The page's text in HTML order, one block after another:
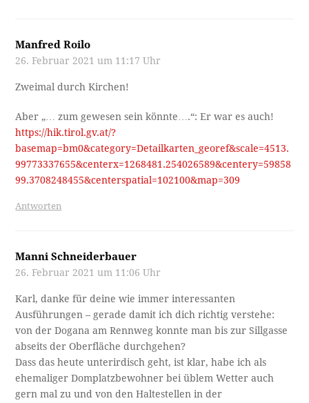
Manfred Roilo
26. Februar 2021 um 11:17 Uhr
Zweimal durch Kirchen!
Aber „… zum gewesen sein könnte….“: Er war es auch!
https://hik.tirol.gv.at/?
basemap=bm0&category=Detailkarten_georef&scale=4513.
99773337655&centerx=1268481.254026589&centery=59858
99.3708248455&centerspatial=102100&map=309
Antworten
Manni Schneiderbauer
26. Februar 2021 um 11:06 Uhr
Karl, danke für deine wie immer interessanten
Ausführungen – gerade damit ich dich richtig verstehe:
von der Dogana am Rennweg konnte man bis zur Sillgasse
abseits der Oberfläche durchgehen?
Dass das heute unterirdisch geht, ist klar, habe ich als
ehemaliger Domplatzbewohner bei üblem Wetter auch
gern mal zu und von den Haltestellen in der